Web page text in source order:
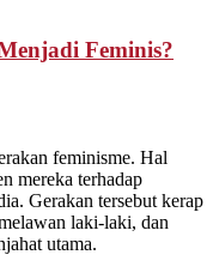
Feminis?
feminisme. Hal
mereka terhadap
Gerakan tersebut kerap
laki-laki, dan
utama.